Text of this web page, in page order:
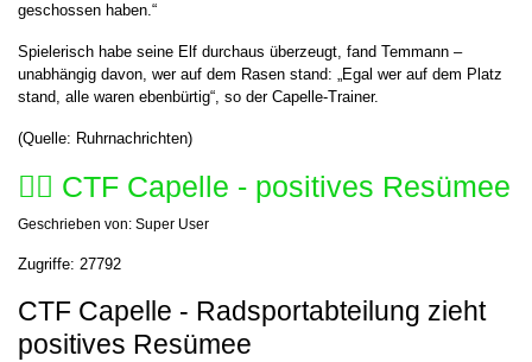
geschossen haben.“
Spielerisch habe seine Elf durchaus überzeugt, fand Temmann –
unabhängig davon, wer auf dem Rasen stand: „Egal wer auf dem Platz
stand, alle waren ebenbürtig“, so der Capelle-Trainer.
(Quelle: Ruhrnachrichten)
🚴‍♂️ CTF Capelle - positives Resümee
Geschrieben von: Super User
Zugriffe: 27792
CTF Capelle - Radsportabteilung zieht
positives Resümee